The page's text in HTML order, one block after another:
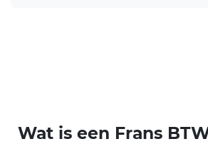
Wat is een Frans